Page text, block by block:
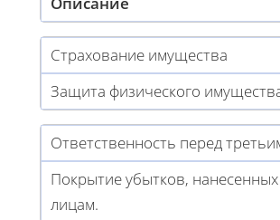
Страхование имущества
Защита физического
Ответственность перед
Покрытие убытков,
лицам.